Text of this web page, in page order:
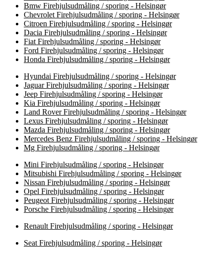
Bmw Firehjulsudmåling / sporing - Helsingør
Chevrolet Firehjulsudmåling / sporing - Helsingør
Citroen Firehjulsudmåling / sporing - Helsingør
Dacia Firehjulsudmåling / sporing - Helsingør
Fiat Firehjulsudmåling / sporing - Helsingør
Ford Firehjulsudmåling / sporing - Helsingør
Honda Firehjulsudmåling / sporing - Helsingør
Hyundai Firehjulsudmåling / sporing - Helsingør
Jaguar Firehjulsudmåling / sporing - Helsingør
Jeep Firehjulsudmåling / sporing - Helsingør
Kia Firehjulsudmåling / sporing - Helsingør
Land Rover Firehjulsudmåling / sporing - Helsingør
Lexus Firehjulsudmåling / sporing - Helsingør
Mazda Firehjulsudmåling / sporing - Helsingør
Mercedes Benz Firehjulsudmåling / sporing - Helsingør
Mg Firehjulsudmåling / sporing - Helsingør
Mini Firehjulsudmåling / sporing - Helsingør
Mitsubishi Firehjulsudmåling / sporing - Helsingør
Nissan Firehjulsudmåling / sporing - Helsingør
Opel Firehjulsudmåling / sporing - Helsingør
Peugeot Firehjulsudmåling / sporing - Helsingør
Porsche Firehjulsudmåling / sporing - Helsingør
Renault Firehjulsudmåling / sporing - Helsingør
Seat Firehjulsudmåling / sporing - Helsingør